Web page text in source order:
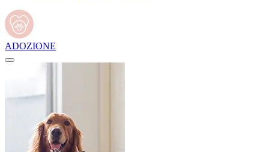
ADOZIONE